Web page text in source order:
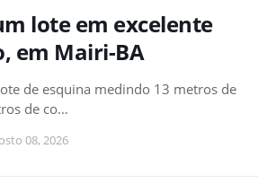
lote em excelente
em Mairi-BA
de esquina medindo 13 metros de
de co…
08, 2026